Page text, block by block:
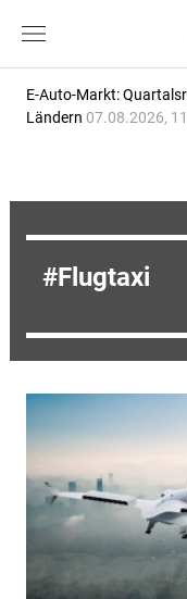
E-Auto-Markt:
Ländern 07.08.2026,
Flugtaxi